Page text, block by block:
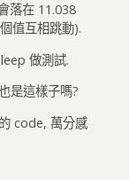
落在 11.038
值互相跳動).
做測試.
是這樣子嗎?
code, 萬分感